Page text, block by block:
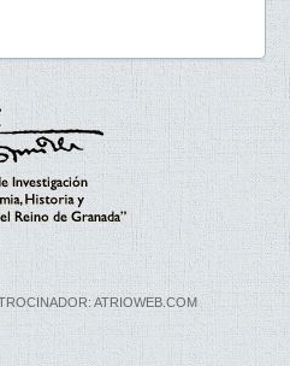
ATRIOWEB.COM